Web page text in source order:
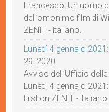
Francesco. Un uomo
dell’omonimo film di
ZENIT - Italiano.
Lunedì 4 gennaio
29, 2020
Avviso dell’Ufficio
Lunedì 4 gennaio
first on ZENIT - Italiano.